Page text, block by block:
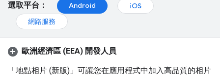
選取平台： Android
iOS
網路服務
歐洲經濟區 (EEA) 開發人員
「地點相片 (新版)」可讓您在應用程式中加入高品質的相片